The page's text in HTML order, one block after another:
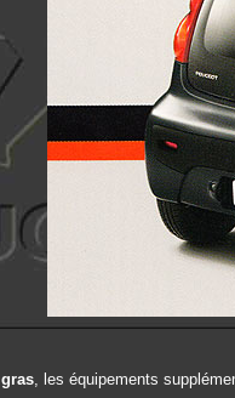
gras, les équipements